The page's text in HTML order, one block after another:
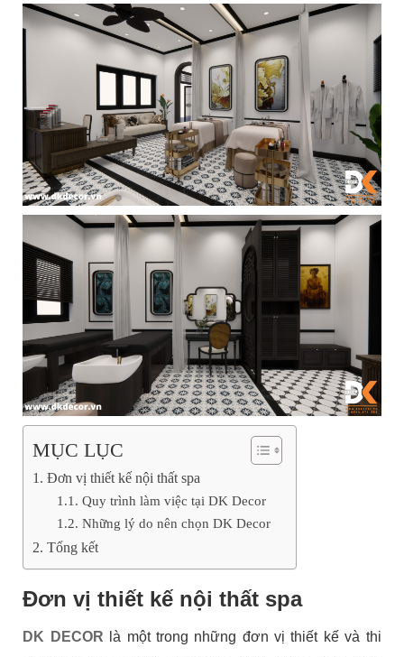
MỤC LỤC
Đơn vị thiết kế nội thất spa
Quy trình làm việc tại DK Decor
Những lý do nên chọn DK Decor
Tổng kết
Đơn vị thiết kế nội thất spa
DK DECOR là một trong những đơn vị thiết kế và thi